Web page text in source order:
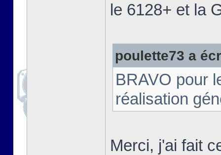
le 6128+ et la
poulette73 a
BRAVO pour
réalisation
Merci, j'ai fait